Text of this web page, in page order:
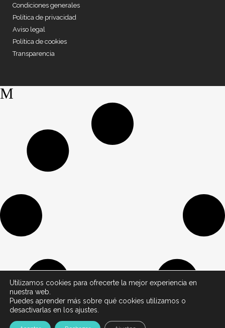
Condiciones generales
Política de privacidad
Aviso legal
Política de cookies
Transparencia
Utilizamos cookies para ofrecerte la mejor experiencia en
nuestra web.
Puedes aprender más sobre qué cookies utilizamos o
desactivarlas en los ajustes.